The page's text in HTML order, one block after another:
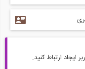
ایجاد ارتباط کنید.